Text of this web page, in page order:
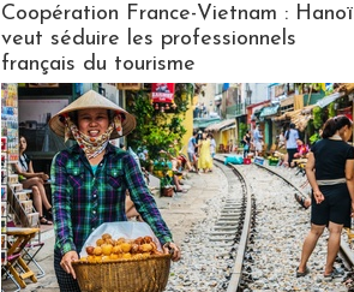
Coopération France-Vietnam : Hanoï
veut séduire les professionnels
français du tourisme